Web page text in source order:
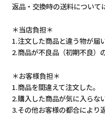
返品・交換時の送料について
＊当店負担＊
1.注文した商品と違う物が届
2.商品が不良品（初期不良）
＊お客様負担＊
1.商品を間違えて注文した。
2.購入した商品が気に入らな
3.その他お客様の都合により